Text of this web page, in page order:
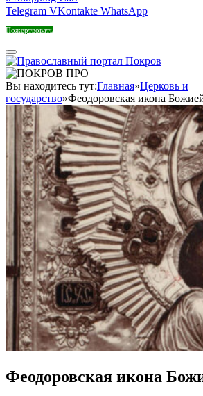
Telegram VKontakte WhatsApp
Пожертвовать
Вы находитесь тут:Главная»Церковь и
государство»Феодоровская икона
Феодоровская икона